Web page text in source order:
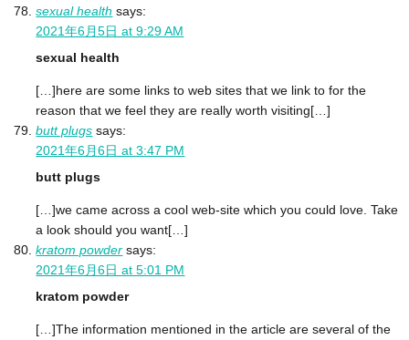
sexual health says:
2021年6月5日 at 9:29 AM
sexual health
[…]here are some links to web sites that we link to for the
reason that we feel they are really worth visiting[…]
butt plugs says:
2021年6月6日 at 3:47 PM
butt plugs
[…]we came across a cool web-site which you could love. Take
a look should you want[…]
kratom powder says:
2021年6月6日 at 5:01 PM
kratom powder
[…]The information mentioned in the article are several of the